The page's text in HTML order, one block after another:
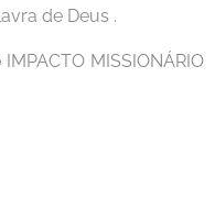
de Deus .
MISSIONÁRIO